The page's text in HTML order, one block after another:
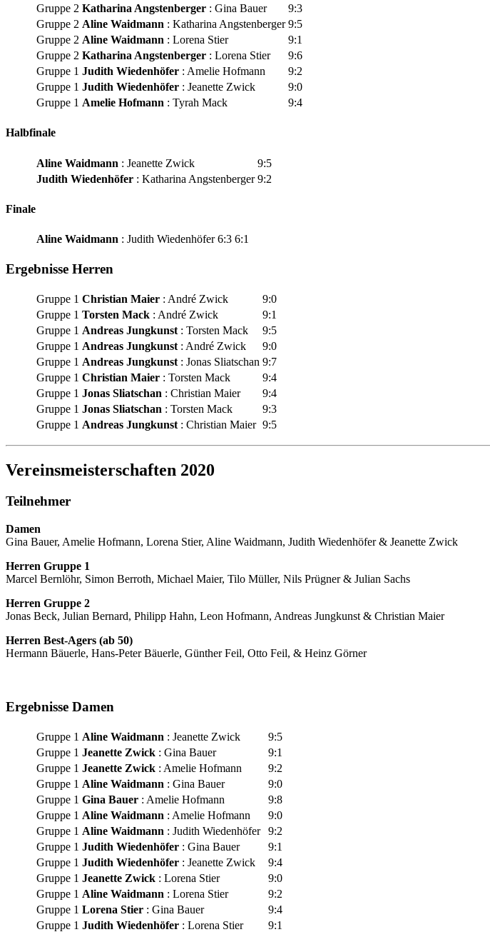
Gruppe 2 Katharina Angstenberger : Gina Bauer
9:3
Gruppe 2 Aline Waidmann : Katharina Angstenberger 9:5
Gruppe 2 Aline Waidmann : Lorena Stier
9:1
Gruppe 2 Katharina Angstenberger : Lorena Stier
9:6
Gruppe 1 Judith Wiedenhöfer : Amelie Hofmann
9:2
Gruppe 1 Judith Wiedenhöfer : Jeanette Zwick
9:0
Gruppe 1 Amelie Hofmann : Tyrah Mack 9:4
Halbfinale
Aline Waidmann : Jeanette Zwick
9:5
Judith Wiedenhöfer : Katharina Angstenberger 9:2
Finale
Aline Waidmann : Judith Wiedenhöfer 6:3 6:1
Ergebnisse Herren
Gruppe 1 Christian Maier : André Zwick
9:0
Gruppe 1 Torsten Mack : André Zwick
9:1
Gruppe 1 Andreas Jungkunst : Torsten Mack
9:5
Gruppe 1 Andreas Jungkunst : André Zwick
9:0
Gruppe 1 Andreas Jungkunst : Jonas Sliatschan 9:7
Gruppe 1 Christian Maier : Torsten Mack
9:4
Gruppe 1 Jonas Sliatschan : Christian Maier
9:4
Gruppe 1 Jonas Sliatschan : Torsten Mack
9:3
Gruppe 1 Andreas Jungkunst : Christian Maier 9:5
Vereinsmeisterschaften 2020
Teilnehmer
Damen
Gina Bauer, Amelie Hofmann, Lorena Stier, Aline Waidmann, Judith Wiedenhöfer & Jeanette Zwick
Herren Gruppe 1
Marcel Bernlöhr, Simon Berroth, Michael Maier, Tilo Müller, Nils Prügner & Julian Sachs
Herren Gruppe 2
Jonas Beck, Julian Bernard, Philipp Hahn, Leon Hofmann, Andreas Jungkunst & Christian Maier
Herren Best-Agers (ab 50)
Hermann Bäuerle, Hans-Peter Bäuerle, Günther Feil, Otto Feil, & Heinz Görner
Ergebnisse Damen
Gruppe 1 Aline Waidmann : Jeanette Zwick
9:5
Gruppe 1 Jeanette Zwick : Gina Bauer
9:1
Gruppe 1 Jeanette Zwick : Amelie Hofmann
9:2
Gruppe 1 Aline Waidmann : Gina Bauer
9:0
Gruppe 1 Gina Bauer : Amelie Hofmann
9:8
Gruppe 1 Aline Waidmann : Amelie Hofmann
9:0
Gruppe 1 Aline Waidmann : Judith Wiedenhöfer
9:2
Gruppe 1 Judith Wiedenhöfer : Gina Bauer
9:1
Gruppe 1 Judith Wiedenhöfer : Jeanette Zwick
9:4
Gruppe 1 Jeanette Zwick : Lorena Stier
9:0
Gruppe 1 Aline Waidmann : Lorena Stier
9:2
Gruppe 1 Lorena Stier : Gina Bauer
9:4
Gruppe 1 Judith Wiedenhöfer : Lorena Stier
9:1